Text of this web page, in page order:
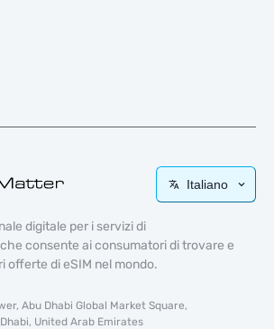
Italiano
digitale per i servizi di
consente ai consumatori di trovare e
offerte di eSIM nel mondo.
Abu Dhabi Global Market Square,
United Arab Emirates